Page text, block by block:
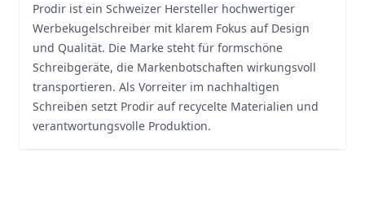
Prodir ist ein Schweizer Hersteller hochwertiger
Werbekugelschreiber mit klarem Fokus auf Design
und Qualität. Die Marke steht für formschöne
Schreibgeräte, die Markenbotschaften wirkungsvoll
transportieren. Als Vorreiter im nachhaltigen
Schreiben setzt Prodir auf recycelte Materialien und
verantwortungsvolle Produktion.